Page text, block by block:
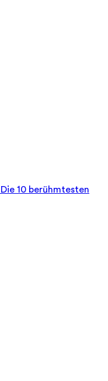
Die 10 berühmtesten